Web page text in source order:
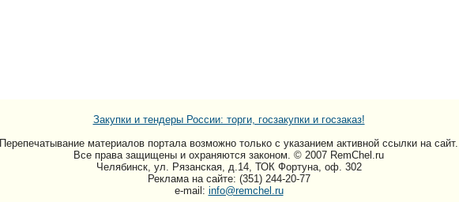
Закупки и тендеры России: торги, госзакупки и госзаказ!
Перепечатывание материалов портала возможно только c указанием активной ссылки на сайт.
Все права защищены и охраняются законом. © 2007 RemChel.ru
Челябинск, ул. Рязанская, д.14, ТОК Фортуна, оф. 302
Реклама на сайте: (351) 244-20-77
e-mail: info@remchel.ru